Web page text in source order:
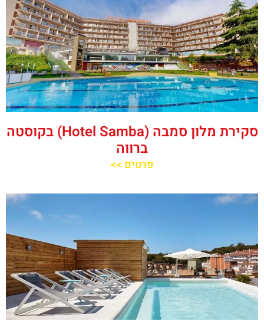
סקירת מלון סמבה (Hotel Samba) בקוסטה
ברווה
פרטים >>